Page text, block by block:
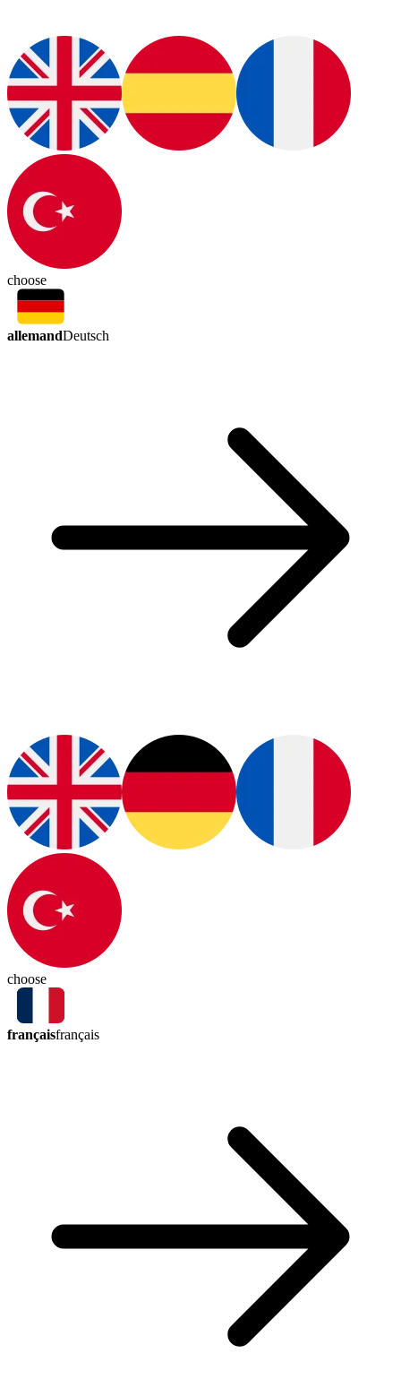
choose
allemandDeutsch
choose
françaisfrançais